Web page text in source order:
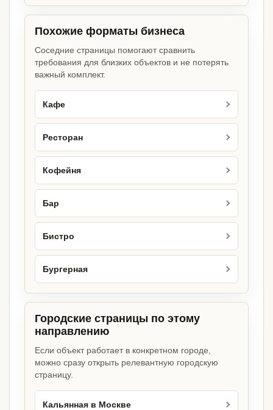
Похожие форматы бизнеса
Соседние страницы помогают сравнить
требования для близких объектов и не потерять
важный комплект.
Кафе
Ресторан
Кофейня
Бар
Бистро
Бургерная
Городские страницы по этому
направлению
Если объект работает в конкретном городе,
можно сразу открыть релевантную городскую
страницу.
Кальянная в Москве